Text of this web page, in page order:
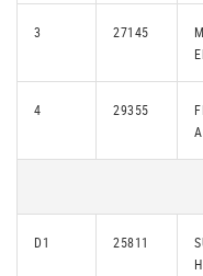
3 27145
4 29355
D1 25811